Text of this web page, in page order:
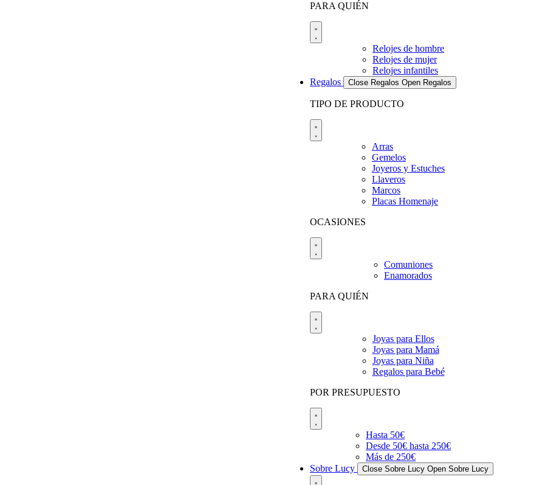
PARA QUIÉN
Relojes de hombre
Relojes de mujer
Relojes infantiles
Regalos
Close Regalos Open Regalos
TIPO DE PRODUCTO
Arras
Gemelos
Joyeros y Estuches
Llaveros
Marcos
Placas Homenaje
OCASIONES
Comuniones
Enamorados
PARA QUIÉN
Joyas para Ellos
Joyas para Mamá
Joyas para Niña
Regalos para Bebé
POR PRESUPUESTO
Hasta 50€
Desde 50€ hasta 250€
Más de 250€
Sobre Lucy
Close Sobre Lucy Open Sobre Lucy